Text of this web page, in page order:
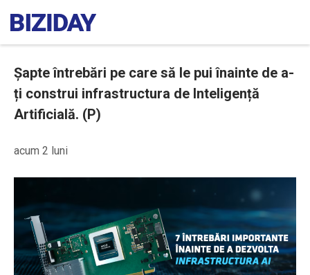
Șapte întrebări pe care să le pui înainte de a-
ți construi infrastructura de Inteligență
Artificială. (P)
acum 2 luni